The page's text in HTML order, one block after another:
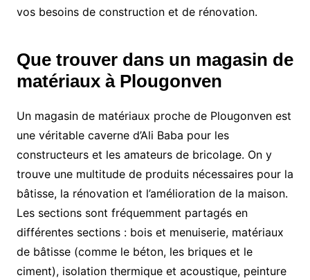
vos besoins de construction et de rénovation.
Que trouver dans un magasin de
matériaux à Plougonven
Un magasin de matériaux proche de Plougonven est
une véritable caverne d’Ali Baba pour les
constructeurs et les amateurs de bricolage. On y
trouve une multitude de produits nécessaires pour la
bâtisse, la rénovation et l’amélioration de la maison.
Les sections sont fréquemment partagés en
différentes sections : bois et menuiserie, matériaux
de bâtisse (comme le béton, les briques et le
ciment), isolation thermique et acoustique, peinture